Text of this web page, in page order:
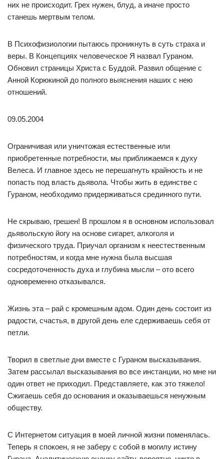
них не происходит. Грех нужен, блуд, а иначе просто
станешь мертвым телом.
В Психофизиологии пытаюсь проникнуть в суть страха и
веры. В Концепциях человеческое Я назвал Гураном.
Обновил страницы Христа с Буддой. Развил общение с
Анной Корюкиной до полного выяснения наших с нею
отношений.
09.05.2004
Ограничивая или уничтожая естественные или
приобретенные потребности, мы приближаемся к духу
Велеса. И главное здесь не перешагнуть крайность и не
попасть под власть дьявола. Чтобы жить в единстве с
Гураном, необходимо придерживаться срединного пути.
Не скрываю, грешен! В прошлом я в основном использовал
дьявольскую йогу на основе сигарет, алкоголя и
физического труда. Приучал организм к неестественным
потребностям, и когда мне нужна была высшая
сосредоточенность духа и глубина мысли – ото всего
одновременно отказывался.
Жизнь эта – рай с кромешным адом. Один день состоит из
радости, счастья, в другой день еле сдерживаешь себя от
петли.
Творил в светлые дни вместе с Гураном высказывания.
Затем рассылал высказывания во все инстанции, но мне ни
один ответ не приходил. Представляете, как это тяжело!
Сжигаешь себя до основания и оказываешься ненужным
обществу.
С Интернетом ситуация в моей личной жизни поменялась.
Теперь я спокоен, я не заберу с собой в могилу истину